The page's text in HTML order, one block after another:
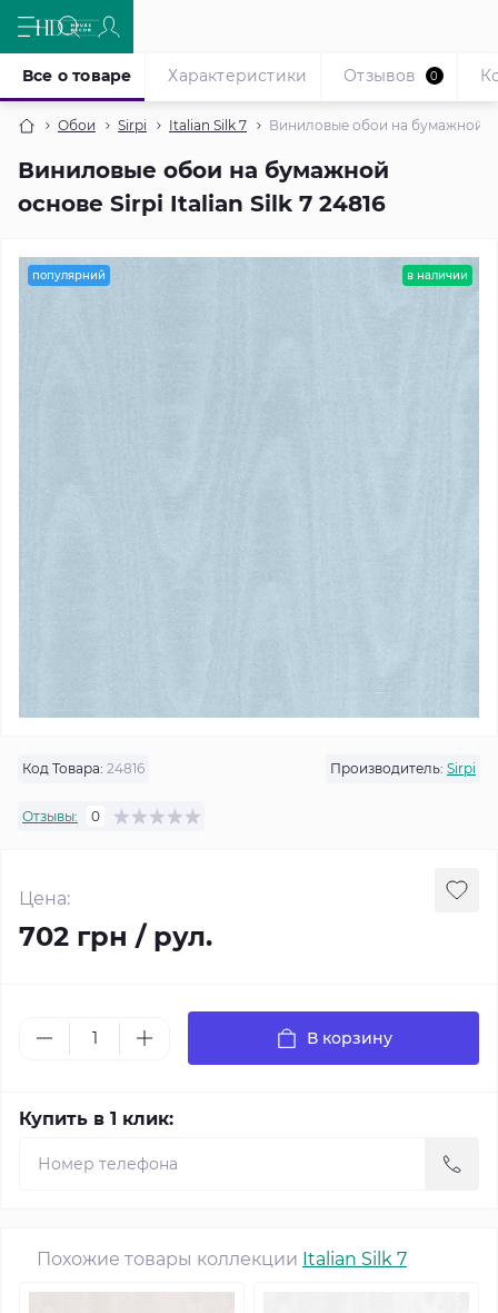
Обои Sirpi Italian Silk 7 Виниловые обои на бумажной
Виниловые обои на бумажной
основе Sirpi Italian Silk 7 24816
Все о товаре Характеристики Отзывов 0
популярний в наличии
Код Товара: 24816 Производитель: Sirpi
Отзывы: 0
Цена:
702 грн / рул.
В корзину
Купить в 1 клик:
Похожие товары коллекции Italian Silk 7